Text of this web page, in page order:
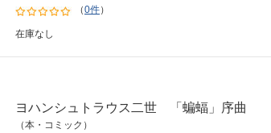
（0件）
在庫なし
ヨハンシュトラウス二世 「蝙蝠」序曲
（本・コミック）